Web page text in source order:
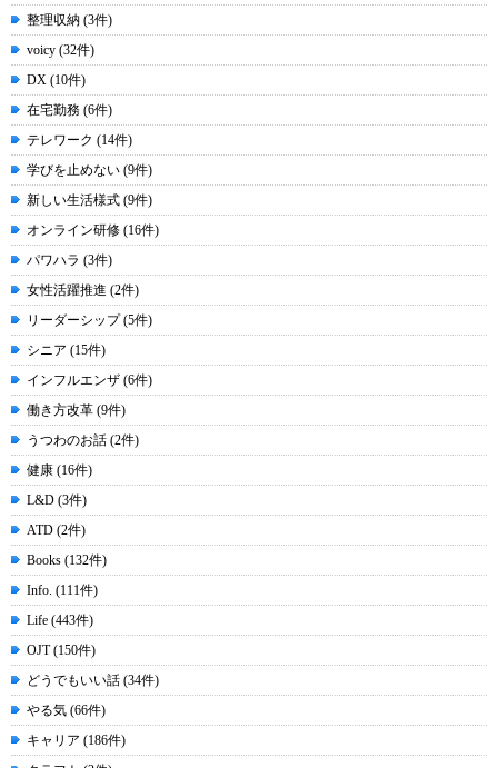
整理収納 (3件)
voicy (32件)
DX (10件)
在宅勤務 (6件)
テレワーク (14件)
学びを止めない (9件)
新しい生活様式 (9件)
オンライン研修 (16件)
パワハラ (3件)
女性活躍推進 (2件)
リーダーシップ (5件)
シニア (15件)
インフルエンザ (6件)
働き方改革 (9件)
うつわのお話 (2件)
健康 (16件)
L&D (3件)
ATD (2件)
Books (132件)
Info. (111件)
Life (443件)
OJT (150件)
どうでもいい話 (34件)
やる気 (66件)
キャリア (186件)